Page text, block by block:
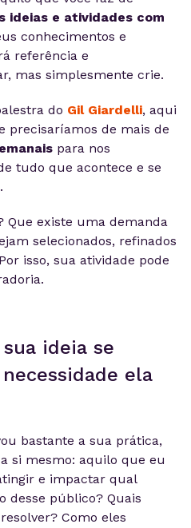
ideias e atividades com
conhecimentos e
referência e
mas simplesmente crie.
do Gil Giardelli, aqui
precisaríamos de mais de
para nos
tudo que acontece e se
Que existe uma demanda
selecionados, refinados
isso, sua atividade pode
ideia se
ela
bastante a sua prática,
si mesmo: aquilo que eu
e impactar qual
desse público? Quais
Como eles